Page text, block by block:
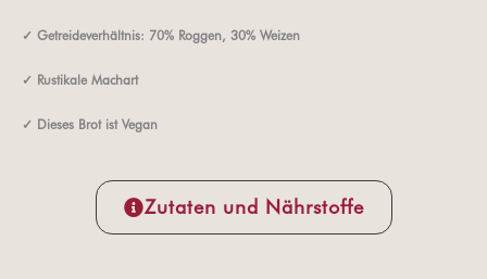
✓ Getreideverhältnis: 70% Roggen, 30% Weizen
✓ Rustikale Machart
✓ Dieses Brot ist Vegan
Zutaten und Nährstoffe